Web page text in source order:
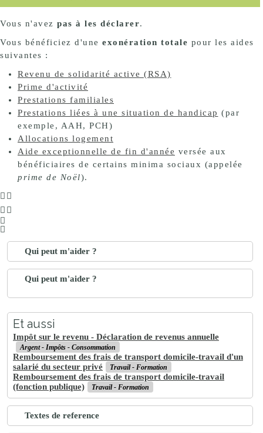
Vous n'avez pas à les déclarer.
Vous bénéficiez d'une exonération totale pour les aides
suivantes :
Revenu de solidarité active (RSA)
Prime d'activité
Prestations familiales
Prestations liées à une situation de handicap (par
exemple, AAH, PCH)
Allocations logement
Aide exceptionnelle de fin d'année versée aux
bénéficiaires de certains minima sociaux (appelée
prime de Noël).
Qui peut m'aider ?
Qui peut m'aider ?
Et aussi
Impôt sur le revenu - Déclaration de revenus annuelle
Argent - Impôts - Consommation
Remboursement des frais de transport domicile-travail d'un
salarié du secteur privé
Travail - Formation
Remboursement des frais de transport domicile-travail
(fonction publique)
Travail - Formation
Textes de reference